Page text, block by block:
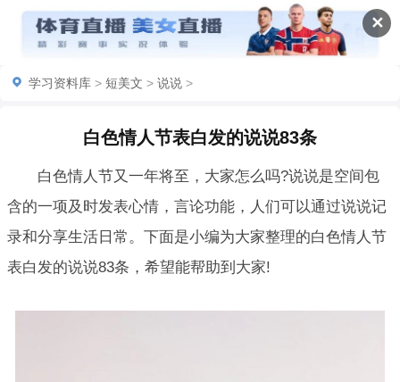
✕
学习资料库 > 短美文 > 说说 >
白色情人节表白发的说说83条
白色情人节又一年将至，大家怎么吗?说说是空间包
含的一项及时发表心情，言论功能，人们可以通过说说记
录和分享生活日常。下面是小编为大家整理的白色情人节
表白发的说说83条，希望能帮助到大家!